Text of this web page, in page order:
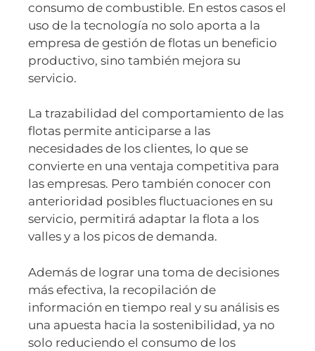
consumo de combustible. En estos casos el
uso de la tecnología no solo aporta a la
empresa de gestión de flotas un beneficio
productivo, sino también mejora su
servicio.
La trazabilidad del comportamiento de las
flotas permite anticiparse a las
necesidades de los clientes, lo que se
convierte en una ventaja competitiva para
las empresas. Pero también conocer con
anterioridad posibles fluctuaciones en su
servicio, permitirá adaptar la flota a los
valles y a los picos de demanda.
Además de lograr una toma de decisiones
más efectiva, la recopilación de
información en tiempo real y su análisis es
una apuesta hacia la sostenibilidad, ya no
solo reduciendo el consumo de los